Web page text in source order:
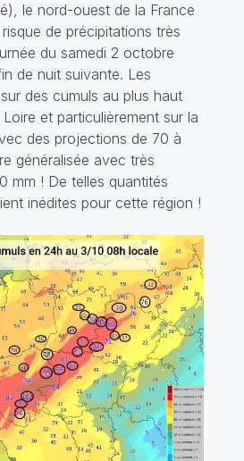
le nord-ouest de la France
de précipitations très
du samedi 2 octobre
de nuit suivante. Les
des cumuls au plus haut
et particulièrement sur la
des projections de 70 à
généralisée avec très
mm ! De telles quantités
inédites pour cette région !